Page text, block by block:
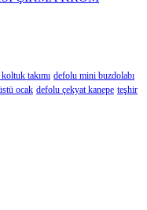
takımı defolu mini buzdolabı
ocak defolu çekyat kanepe teşhir